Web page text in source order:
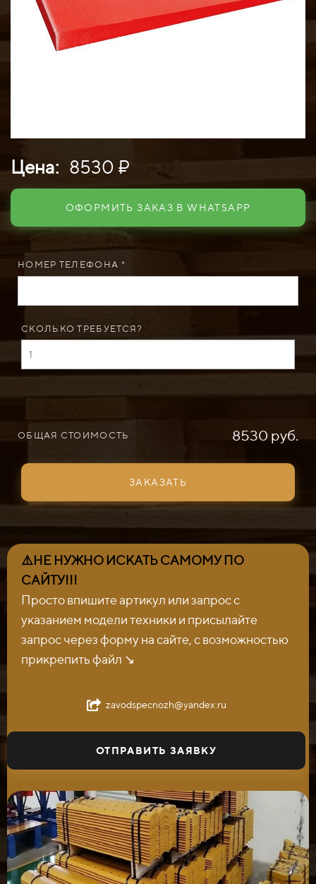
Цена: 8530 ₽
ОФОРМИТЬ ЗАКАЗ В WHATSAPP
НОМЕР ТЕЛЕФОНА *
СКОЛЬКО ТРЕБУЕТСЯ?
ОБЩАЯ СТОИМОСТЬ 8530 руб.
ЗАКАЗАТЬ
⚠️НЕ НУЖНО ИСКАТЬ САМОМУ ПО
САЙТУ!!!
Просто впишите артикул или запрос с
указанием модели техники и присылайте
запрос через форму на сайте, с возможностью
прикрепить файл ↘️
zavodspecnozh@yandex.ru
ОТПРАВИТЬ ЗАЯВКУ